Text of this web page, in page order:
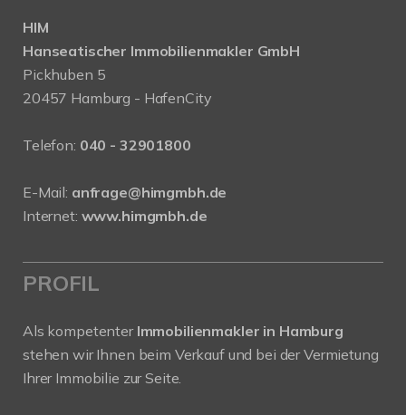
HIM
Hanseatischer Immobilienmakler GmbH
Pickhuben 5
20457 Hamburg - HafenCity
Telefon: 040 - 32901800
E-Mail: anfrage@himgmbh.de
Internet: www.himgmbh.de
PROFIL
Als kompetenter Immobilienmakler in Hamburg
stehen wir Ihnen beim Verkauf und bei der Vermietung
Ihrer Immobilie zur Seite.